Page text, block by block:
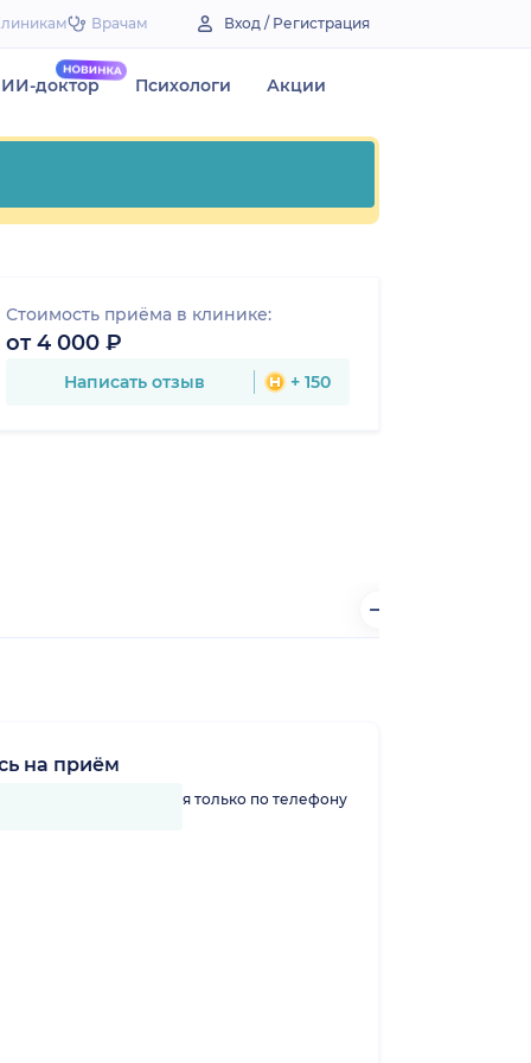
Врачам Вход / Регистрация
ИИ-доктор Психологи Акции
Стоимость приёма в клинике:
от 4 000 ₽
Написать отзыв + 150
на приём
можно записаться только по телефону